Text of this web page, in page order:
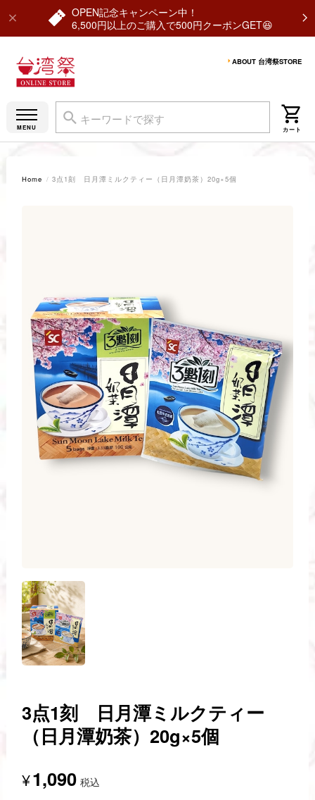
OPEN記念キャンペーン中！
6,500円以上のご購入で500円クーポンGET😆
ABOUT 台湾祭STORE
Home 3点1刻 日月潭ミルクティー（日月潭奶茶）20g×5個
3点1刻 日月潭ミルクティー
（日月潭奶茶）20g×5個
¥1,090 税込